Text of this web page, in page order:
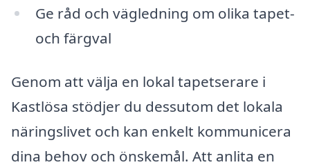
Ge råd och vägledning om olika tapet-
och färgval
Genom att välja en lokal tapetserare i
Kastlösa stödjer du dessutom det lokala
näringslivet och kan enkelt kommunicera
dina behov och önskemål. Att anlita en